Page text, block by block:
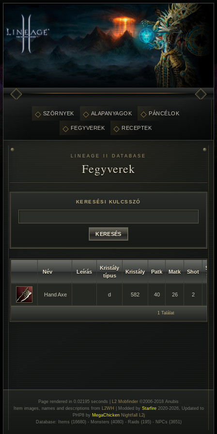
SZÖRNYEK ALAPANYAGOK PÁNCÉLOK
FEGYVEREK RECEPTEK
LINEAGE II DATABASE
Fegyverek
KERESÉSI KULCSSZÓ
Név Leírás
Kristály
típus
Kristály Patk Matk Shot
Hand Axe d 582 40 26 2
1 Találat
Page rendered in 0.02195 seconds | L2 Mobfinder ©2006-2018 Anubis
Item images, names and descriptions from L2WH | Modded by Starfire2020-2026, Updated to
PHP8 by MegaChicken Nightfall L2j
Database: Items (16680) - Monsters (4080) - Raids (195) - NPCs (3651)